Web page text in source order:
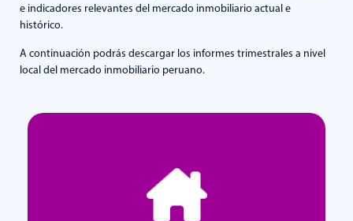
e indicadores relevantes del mercado inmobiliario actual e
histórico.
A continuación podrás descargar los informes trimestrales a nivel
local del mercado inmobiliario peruano.